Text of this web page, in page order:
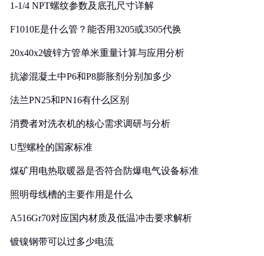
1-1/4 NPT螺纹参数及底孔尺寸详解
F1010E是什么管？能否用3205或3505代换
20x40x2镀锌方管单米重量计算与应用分析
抗渗混凝土中P6和P8膨胀剂分别加多少
法兰PN25和PN16有什么区别
消费者对洗衣机的核心需求调研与分析
U型螺栓的国家标准
煤矿用电热取暖器是否符合防爆电气设备标准
照明母线槽的主要作用是什么
A516Gr70对应国内材质及低温冲击要求解析
镀镍钢带可以过多少电流